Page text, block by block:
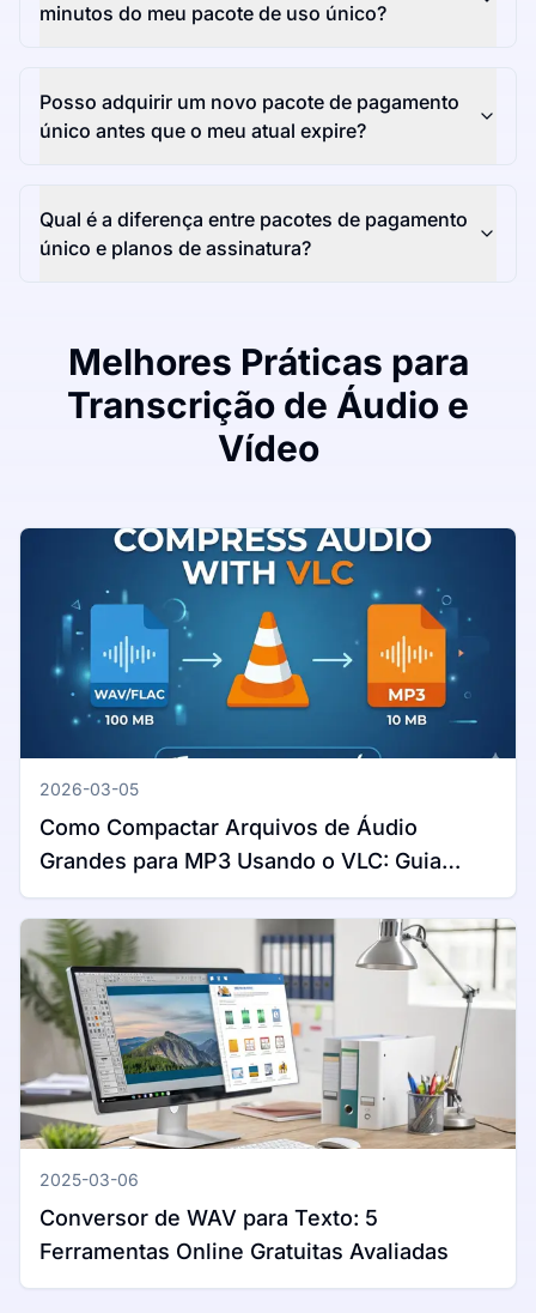
minutos do meu pacote de uso único?
Posso adquirir um novo pacote de pagamento
único antes que o meu atual expire?
Qual é a diferença entre pacotes de pagamento
único e planos de assinatura?
Melhores Práticas para
Transcrição de Áudio e
Vídeo
2026-03-05
Como Compactar Arquivos de Áudio
Grandes para MP3 Usando o VLC: Guia
Completo para Windows e Mac
2025-03-06
Conversor de WAV para Texto: 5
Ferramentas Online Gratuitas Avaliadas